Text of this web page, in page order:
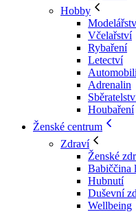
Hobby
Včelařství
Rybaření
Letectví
Adrenalin
Houbaření
Ženské centrum
Zdraví
Ženské
Babiččina
Hubnutí
Duševní
Wellbeing